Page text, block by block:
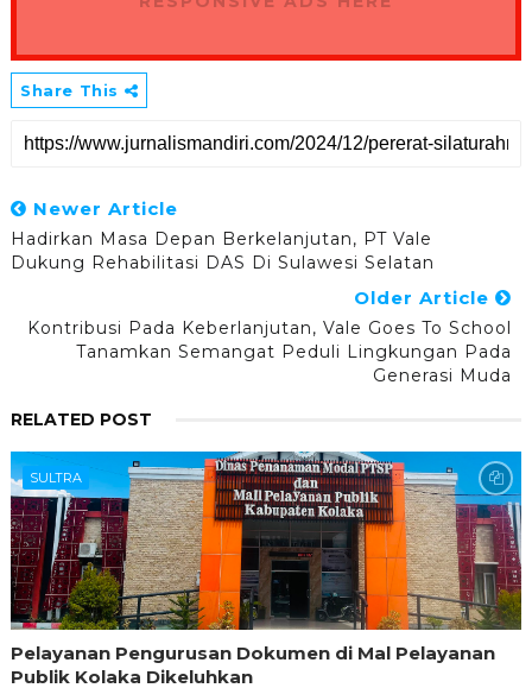
Share This
Newer Article
Hadirkan Masa Depan Berkelanjutan, PT Vale
Dukung Rehabilitasi DAS Di Sulawesi Selatan
Older Article
Kontribusi Pada Keberlanjutan, Vale Goes To School
Tanamkan Semangat Peduli Lingkungan Pada
Generasi Muda
RELATED POST
SULTRA
Pelayanan Pengurusan Dokumen di Mal Pelayanan
Publik Kolaka Dikeluhkan